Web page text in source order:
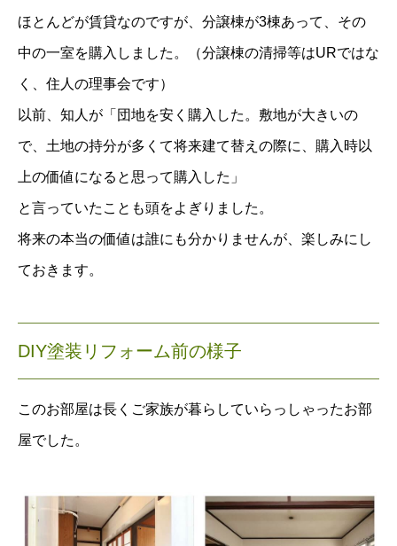
ほとんどが賃貸なのですが、分譲棟が3棟あって、その
中の一室を購入しました。（分譲棟の清掃等はURではな
く、住人の理事会です）
以前、知人が「団地を安く購入した。敷地が大きいの
で、土地の持分が多くて将来建て替えの際に、購入時以
上の価値になると思って購入した」
と言っていたことも頭をよぎりました。
将来の本当の価値は誰にも分かりませんが、楽しみにし
ておきます。
DIY塗装リフォーム前の様子
このお部屋は長くご家族が暮らしていらっしゃったお部
屋でした。